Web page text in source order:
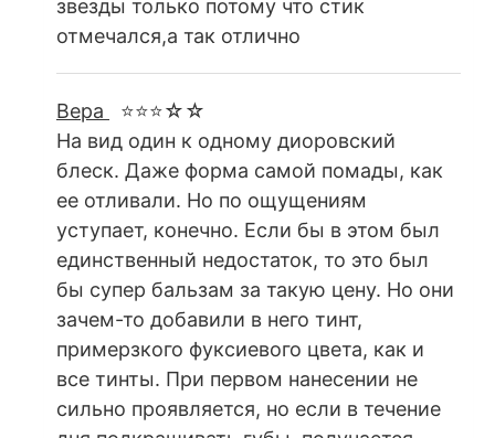
звезды только потому что стик
отмечался,а так отлично
Вера
⭐⭐⭐☆☆
На вид один к одному диоровский
блеск. Даже форма самой помады, как
ее отливали. Но по ощущениям
уступает, конечно. Если бы в этом был
единственный недостаток, то это был
бы супер бальзам за такую цену. Но они
зачем-то добавили в него тинт,
примерзкого фуксиевого цвета, как и
все тинты. При первом нанесении не
сильно проявляется, но если в течение